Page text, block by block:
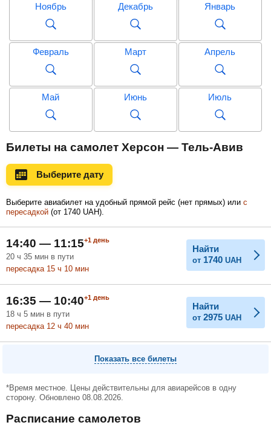
Ноябрь Декабрь Январь
Февраль Март Апрель
Май Июнь Июль
Сентябрь Октябрь
Ноябрь
Билеты на самолет Херсон — Тель-Авив
Выберите дату
Выберите авиабилет на удобный прямой рейс (нет прямых) или с
пересадкой (от 1740 UAH).
14:40 — 11:15+1 день
20 ч 35 мин в пути
пересадка 15 ч 10 мин
Найти
от 1740 UAH
16:35 — 10:40+1 день
18 ч 5 мин в пути
пересадка 12 ч 40 мин
Найти
от 2975 UAH
Показать все билеты
*Время местное. Цены действительны для авиарейсов в одну
сторону. Обновлено 08.08.2026.
Расписание самолетов